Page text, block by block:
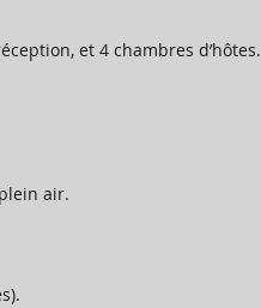
et 4 chambres d’hôtes.
air.